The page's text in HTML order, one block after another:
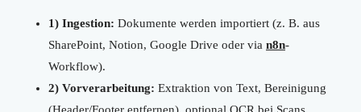
1) Ingestion: Dokumente werden importiert (z. B. aus
SharePoint, Notion, Google Drive oder via n8n-
Workflow).
2) Vorverarbeitung: Extraktion von Text, Bereinigung